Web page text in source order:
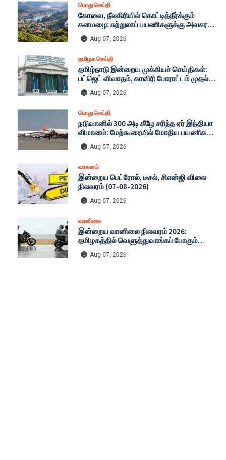
பொது செய்தி
கோவை, நீலகிரியில் கொட்டித்தீர்க்கும்
கனமழை: சுற்றுலாப் பயணிகளுக்கு அவசர
எச்சரிக்கை! நிலச்சரிவு அபாயத்தால்
கட்டுப்பாடுகள் தீவிரமாக்கம்!
Aug 07, 2026
தமிழக செய்தி
தமிழ்நாடு இன்றைய முக்கியச் செய்திகள்:
பட்ஜெட் விவாதம், காவிரி போராட்டம் முதல்
டாப் 25 தலைப்புகள்!
Aug 07, 2026
பொது செய்தி
நடுவானில் 300 அடி கீழே சரிந்த ஏர் இந்தியா
விமானம்: மேற்கூரையில் மோதிய பயணிகள் -
பதறவைக்கும் முழு விவரம்
Aug 07, 2026
வாகனம்
இன்றைய பெட்ரோல், டீசல், சிஎன்ஜி விலை
நிலவரம் (07-08-2026)
Aug 07, 2026
வானிலை
இன்றைய வானிலை நிலவரம் 2026:
தமிழகத்தில் வெளுத்துவாங்கப் போகும்
கனமழை! சென்னை முதல் டெல்லி வரை முழு
ரிப்போர்ட்!
Aug 07, 2026